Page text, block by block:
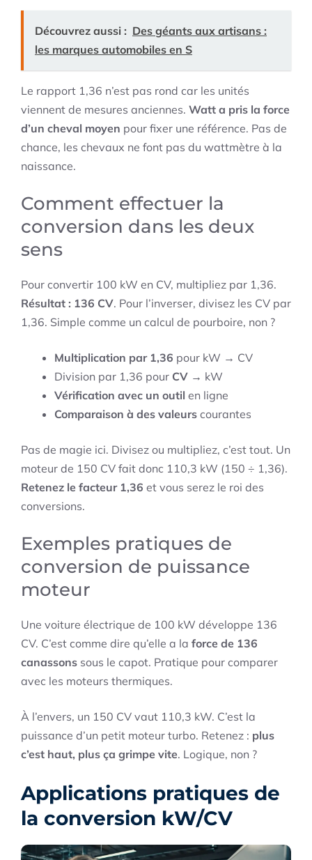
Découvrez aussi : Des géants aux artisans :
les marques automobiles en S
Le rapport 1,36 n’est pas rond car les unités
viennent de mesures anciennes. Watt a pris la force
d’un cheval moyen pour fixer une référence. Pas de
chance, les chevaux ne font pas du wattmètre à la
naissance.
Comment effectuer la
conversion dans les deux
sens
Pour convertir 100 kW en CV, multipliez par 1,36.
Résultat : 136 CV. Pour l’inverser, divisez les CV par
1,36. Simple comme un calcul de pourboire, non ?
Multiplication par 1,36 pour kW → CV
Division par 1,36 pour CV → kW
Vérification avec un outil en ligne
Comparaison à des valeurs courantes
Pas de magie ici. Divisez ou multipliez, c’est tout. Un
moteur de 150 CV fait donc 110,3 kW (150 ÷ 1,36).
Retenez le facteur 1,36 et vous serez le roi des
conversions.
Exemples pratiques de
conversion de puissance
moteur
Une voiture électrique de 100 kW développe 136
CV. C’est comme dire qu’elle a la force de 136
canassons sous le capot. Pratique pour comparer
avec les moteurs thermiques.
À l’envers, un 150 CV vaut 110,3 kW. C’est la
puissance d’un petit moteur turbo. Retenez : plus
c’est haut, plus ça grimpe vite. Logique, non ?
Applications pratiques de
la conversion kW/CV